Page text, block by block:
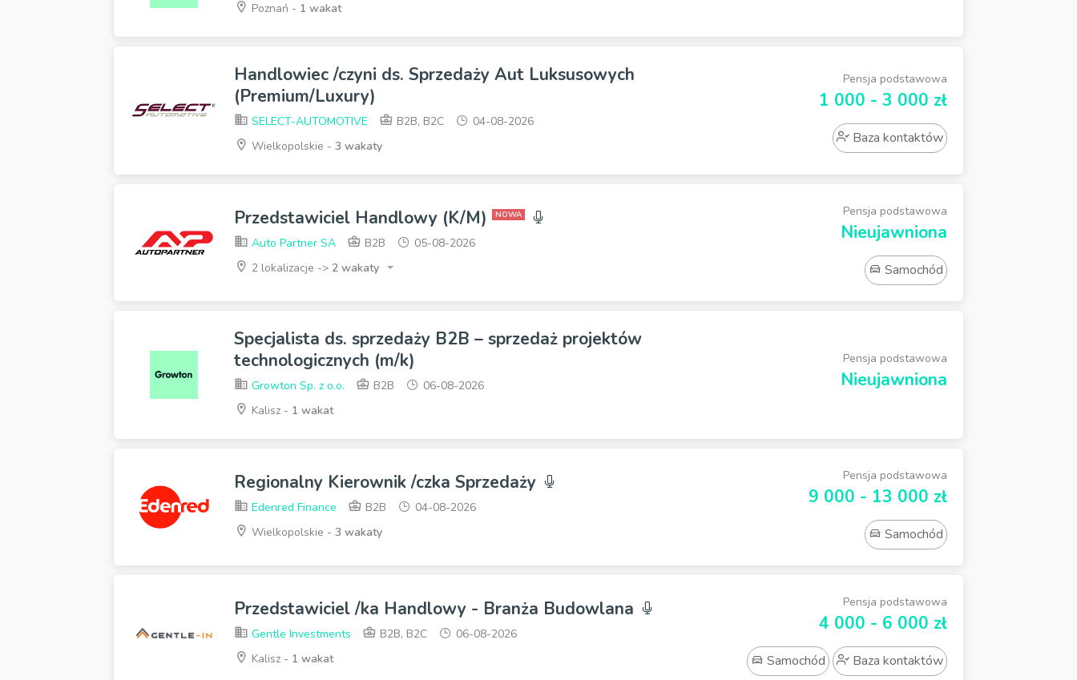
Poznań - 1 wakat
Handlowiec /czyni ds. Sprzedaży Aut Luksusowych
(Premium/Luxury)
SELECT-AUTOMOTIVE B2B, B2C
04-08-2026
Wielkopolskie - 3 wakaty
Pensja podstawowa
1 000 - 3 000 zł
Baza kontaktów
Przedstawiciel Handlowy (K/M) NOWA
Auto Partner SA B2B
05-08-2026
2 lokalizacje -> 2 wakaty
Pensja podstawowa
Nieujawniona
Samochód
Specjalista ds. sprzedaży B2B – sprzedaż projektów
technologicznych (m/k)
Growton Sp. z o.o. B2B
06-08-2026
Kalisz - 1 wakat
Pensja podstawowa
Nieujawniona
Regionalny Kierownik /czka Sprzedaży
Edenred Finance B2B
04-08-2026
Wielkopolskie - 3 wakaty
Pensja podstawowa
9 000 - 13 000 zł
Samochód
Przedstawiciel /ka Handlowy - Branża Budowlana
Gentle Investments B2B, B2C
06-08-2026
Kalisz - 1 wakat
Pensja podstawowa
4 000 - 6 000 zł
Samochód Baza kontaktów